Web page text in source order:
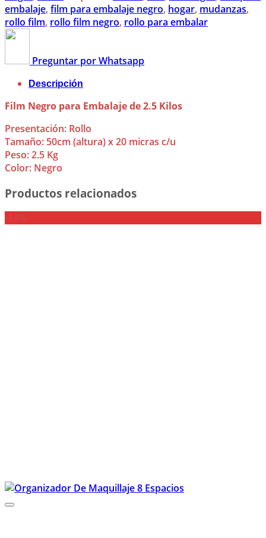
embalaje, film para embalaje negro, hogar, mudanzas,
rollo film, rollo film negro, rollo para embalar
Preguntar por Whatsapp
Descripción
Film Negro para Embalaje de 2.5 Kilos
Presentación: Rollo
Tamaño: 50cm (altura) x 20 micras c/u
Peso: 2.5 Kg
Color: Negro
Productos relacionados